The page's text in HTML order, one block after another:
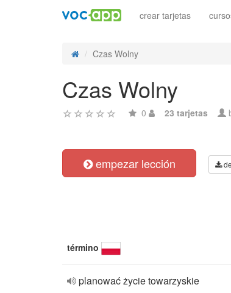
crear tarjetas
Czas Wolny
Czas Wolny
0 23 tarjetas
empezar lección
término
planować życie towarzyskie